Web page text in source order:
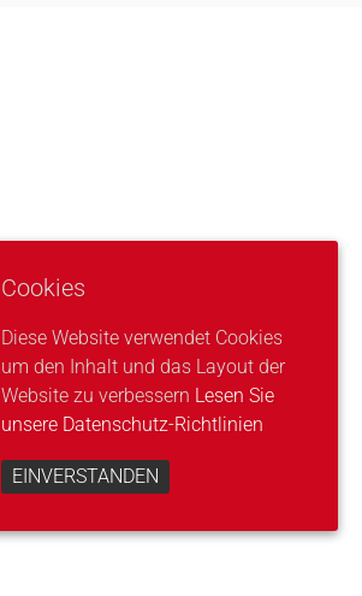
Cookies
Diese Website verwendet Cookies
um den Inhalt und das Layout der
Website zu verbessern Lesen Sie
unsere Datenschutz-Richtlinien
EINVERSTANDEN